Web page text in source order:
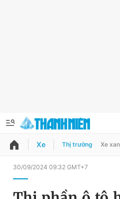
QUẢNG CÁO
Xe Thị trường Xe
30/09/2024 09:32 GMT+7